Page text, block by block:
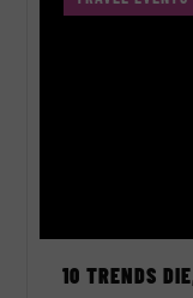
10 TRENDS